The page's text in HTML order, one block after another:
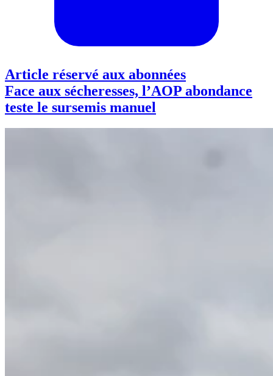
Article réservé aux abonnées
Face aux sécheresses, l’AOP abondance
teste le sursemis manuel